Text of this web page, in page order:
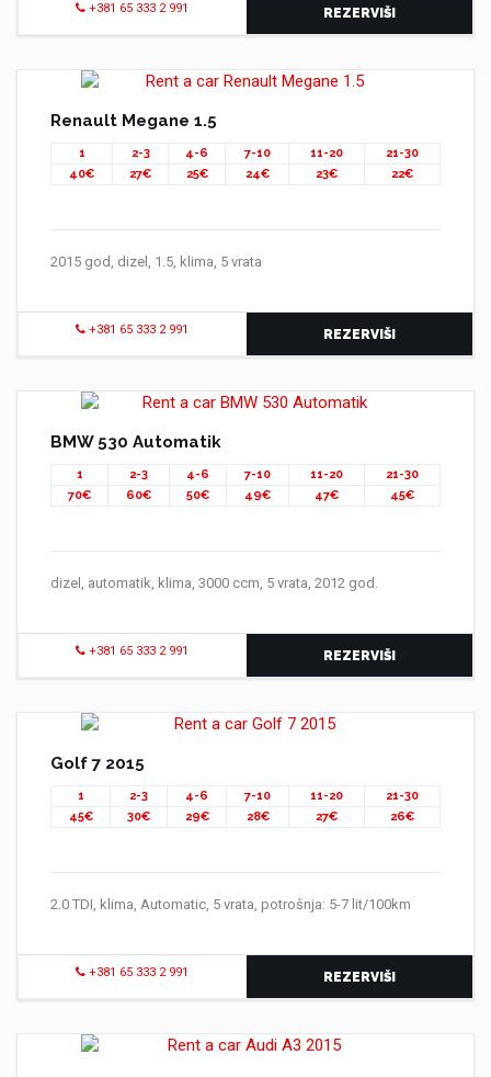
+381 65 333 2 991 REZERVIŠI
Renault Megane 1.5
1 2-3 4-6 7-10 11-20
21-30
40€
27€ 25€ 24€ 23€ 22€
2015 god, dizel, 1.5, klima, 5 vrata
+381 65 333 2 991 REZERVIŠI
BMW 530 Automatik
1 2-3 4-6 7-10 11-20
21-30
70€
60€ 50€ 49€ 47€ 45€
dizel, automatik, klima, 3000 ccm, 5 vrata, 2012 god.
+381 65 333 2 991 REZERVIŠI
Golf 7 2015
1 2-3 4-6 7-10 11-20
21-30
45€
30€ 29€ 28€ 27€ 26€
2.0 TDI, klima, Automatic, 5 vrata, potrošnja: 5-7 lit/100km
+381 65 333 2 991 REZERVIŠI